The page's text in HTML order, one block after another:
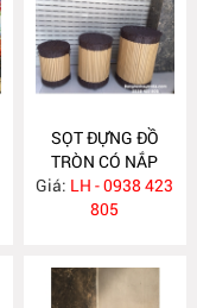
SỌT ĐỰNG ĐỒ
TRÒN CÓ NẮP
NH103
Giá: LH - 0938 423
805